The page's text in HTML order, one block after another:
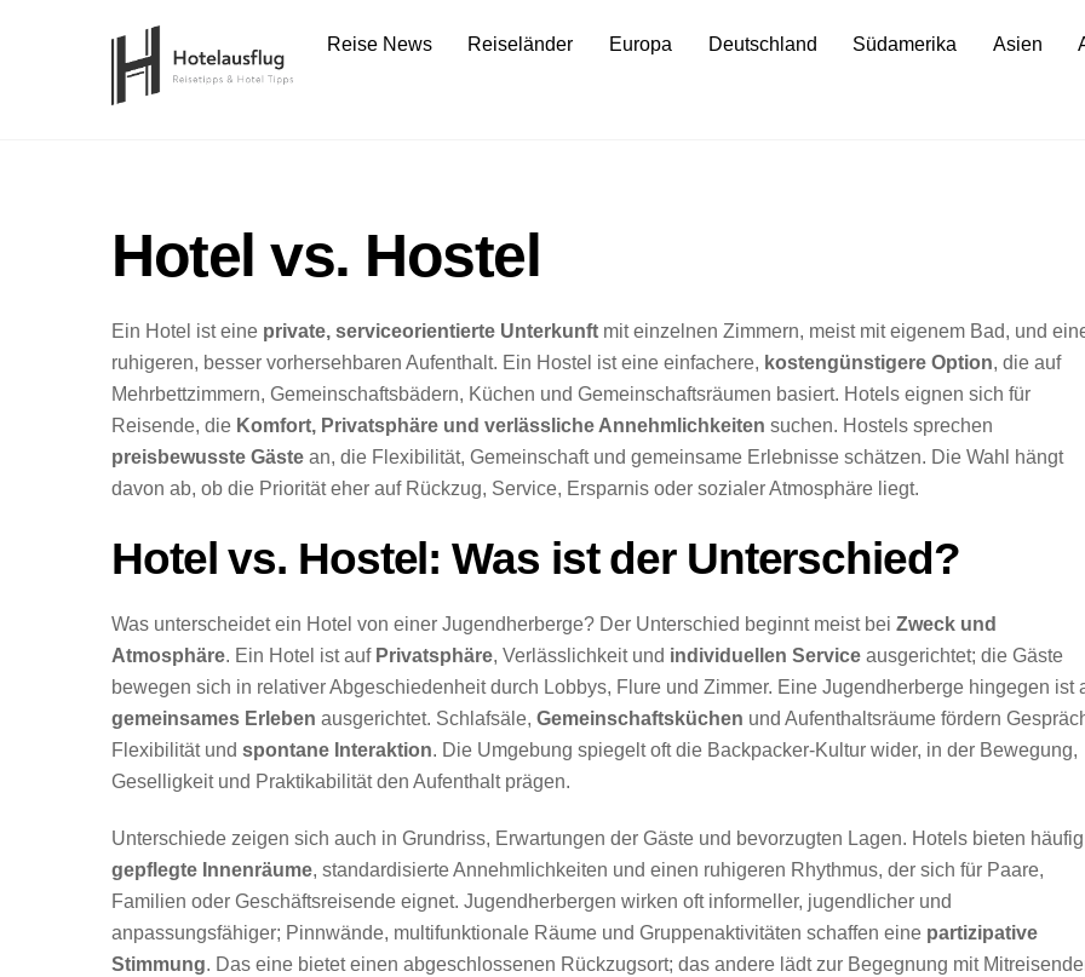
Reise News Reiseländer Europa Deutschland Südamerika Asien
Hotel vs. Hostel
Ein Hotel ist eine private, serviceorientierte Unterkunft mit einzelnen Zimmern, meist mit eigenem Bad, und
ruhigeren, besser vorhersehbaren Aufenthalt. Ein Hostel ist eine einfachere, kostengünstigere Option, die auf
Mehrbettzimmern, Gemeinschaftsbädern, Küchen und Gemeinschaftsräumen basiert. Hotels eignen sich für
Reisende, die Komfort, Privatsphäre und verlässliche Annehmlichkeiten suchen. Hostels sprechen
preisbewusste Gäste an, die Flexibilität, Gemeinschaft und gemeinsame Erlebnisse schätzen. Die Wahl hängt
davon ab, ob die Priorität eher auf Rückzug, Service, Ersparnis oder sozialer Atmosphäre liegt.
Hotel vs. Hostel: Was ist der Unterschied?
Was unterscheidet ein Hotel von einer Jugendherberge? Der Unterschied beginnt meist bei Zweck und
Atmosphäre. Ein Hotel ist auf Privatsphäre, Verlässlichkeit und individuellen Service ausgerichtet; die Gäste
bewegen sich in relativer Abgeschiedenheit durch Lobbys, Flure und Zimmer. Eine Jugendherberge hingegen ist
gemeinsames Erleben ausgerichtet. Schlafsäle, Gemeinschaftsküchen und Aufenthaltsräume fördern
Flexibilität und spontane Interaktion. Die Umgebung spiegelt oft die Backpacker-Kultur wider, in der Bewegung,
Geselligkeit und Praktikabilität den Aufenthalt prägen.
Unterschiede zeigen sich auch in Grundriss, Erwartungen der Gäste und bevorzugten Lagen. Hotels bieten häufig
gepflegte Innenräume, standardisierte Annehmlichkeiten und einen ruhigeren Rhythmus, der sich für Paare,
Familien oder Geschäftsreisende eignet. Jugendherbergen wirken oft informeller, jugendlicher und
anpassungsfähiger; Pinnwände, multifunktionale Räume und Gruppenaktivitäten schaffen eine partizipative
Stimmung. Das eine bietet einen abgeschlossenen Rückzugsort; das andere lädt zur Begegnung mit